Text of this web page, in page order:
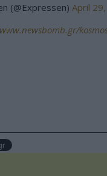
(@Expressen) April